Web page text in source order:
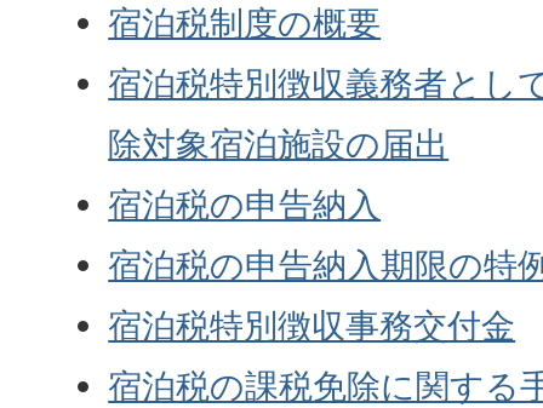
宿泊税制度の概要
宿泊税特別徴収義務者とし
除対象宿泊施設の届出
宿泊税の申告納入
宿泊税の申告納入期限の特
宿泊税特別徴収事務交付金
宿泊税の課税免除に関する